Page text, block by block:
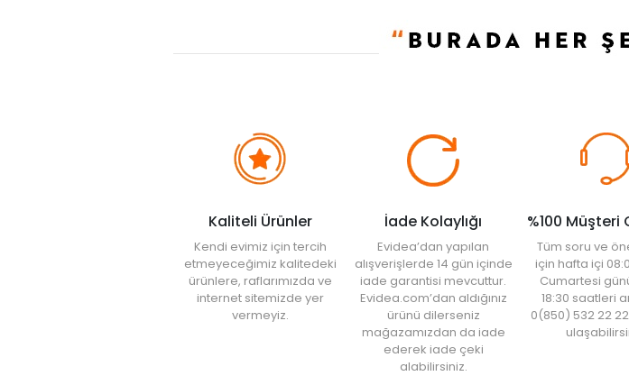
Kaliteli Ürünler
Kendi evimiz için tercih
etmeyeceğimiz kalitedeki
ürünlere, raflarımızda ve
internet sitemizde yer
vermeyiz.
İade Kolaylığı
Evidea’dan yapılan
alışverişlerde 14 gün içinde
iade garantisi mevcuttur.
Evidea.com’dan aldığınız
ürünü dilerseniz
mağazamızdan da iade
ederek iade çeki
alabilirsiniz.
%100 Müşteri
Tüm soru ve
için hafta içi
Cumartesi
18:30 saatleri
0(850) 532 22